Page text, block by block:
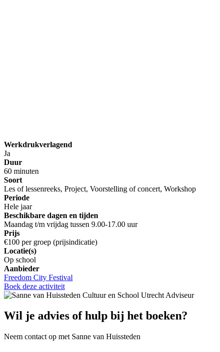
Werkdrukverlagend
Ja
Duur
60 minuten
Soort
Les of lessenreeks, Project, Voorstelling of concert, Workshop
Periode
Hele jaar
Beschikbare dagen en tijden
Maandag t/m vrijdag tussen 9.00-17.00 uur
Prijs
€100 per groep (prijsindicatie)
Locatie(s)
Op school
Aanbieder
Freedom City Festival
Boek deze activiteit
Wil je advies of hulp bij het boeken?
Neem contact op met Sanne van Huissteden